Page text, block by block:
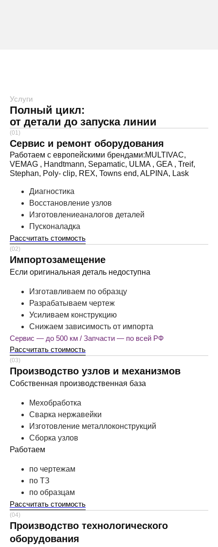
Услуги
Полный цикл:
от детали до запуска линии
(01)
Сервис и ремонт оборудования
Работаем с европейскими брендами:MULTIVAC,
VEMAG , Handtmann, Sepamatic, ULMA , GEA , Treif,
Stephan, Poly- clip, REX, Towns end, ALPINA, Lask
Диагностика
Восстановление узлов
Изготовлениеаналогов деталей
Пусконаладка
Рассчитать стоимость
(02)
Импортозамещение
Если оригинальная деталь недоступна
Изготавливаем по образцу
Разрабатываем чертеж
Усиливаем конструкцию
Снижаем зависимость от импорта
Сервис — до 500 км / Запчасти — по всей РФ
Рассчитать стоимость
(03)
Производство узлов и механизмов
Собственная производственная база
Мехобработка
Сварка нержавейки
Изготовление металлоконструкций
Сборка узлов
Работаем
по чертежам
по ТЗ
по образцам
Рассчитать стоимость
(04)
Производство технологического
оборудования